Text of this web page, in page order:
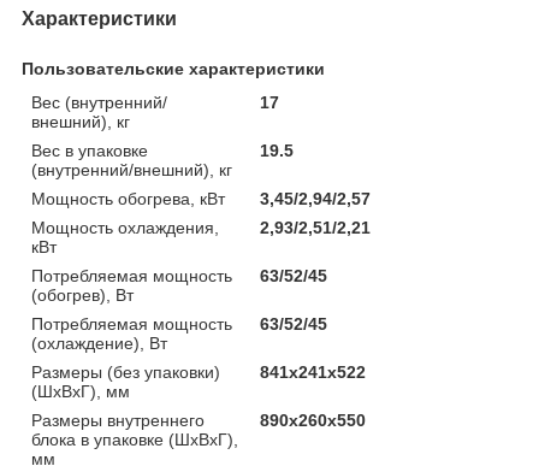
Характеристики
Пользовательские характеристики
Вес (внутренний/
внешний), кг
17
Вес в упаковке
(внутренний/внешний), кг
19.5
Мощность обогрева, кВт
3,45/2,94/2,57
Мощность охлаждения,
кВт
2,93/2,51/2,21
Потребляемая мощность
(обогрев), Вт
63/52/45
Потребляемая мощность
(охлаждение), Вт
63/52/45
Размеры (без упаковки)
(ШхВхГ), мм
841х241х522
Размеры внутреннего
блока в упаковке (ШхВхГ),
мм
890х260х550